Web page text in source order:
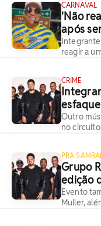
CARNAVAL
'Não
após
Integrante
reagir a
CRIME
Outro
no
PRA
Grupo
edição
Evento
Muller,